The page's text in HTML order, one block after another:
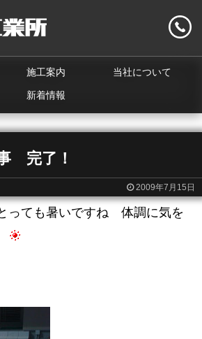
施工案内 当社について
新着情報
完了！
2009年7月15日
ても暑いですね 体調に気を